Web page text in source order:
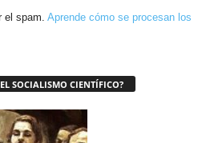
spam. Aprende cómo se procesan los
SOCIALISMO CIENTÍFICO?